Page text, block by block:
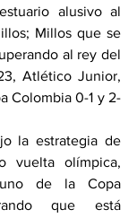
alusivo al
Millos que se
al rey del
Atlético Junior,
Colombia 0-1 y 2-
la estrategia de
vuelta olímpica,
de la Copa
que está